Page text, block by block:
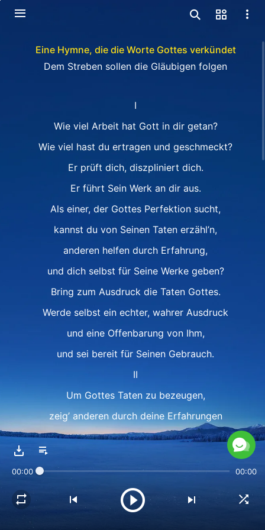
Eine Hymne, die die Worte Gottes verkündet
Dem Streben sollen die Gläubigen folgen
I
Wie viel Arbeit hat Gott in dir getan?
Wie viel hast du ertragen und geschmeckt?
Er prüft dich, diszpliniert dich.
Er führt Sein Werk an dir aus.
Als einer, der Gottes Perfektion sucht,
kannst du von Seinen Taten erzähl’n,
anderen helfen durch Erfahrung,
und dich selbst für Seine Werke geben?
Bring zum Ausdruck die Taten Gottes.
Werde selbst ein echter, wahrer Ausdruck
und eine Offenbarung von Ihm,
und sei bereit für Seinen Gebrauch.
II
Um Gottes Taten zu bezeugen,
zeig’ anderen durch deine Erfahrungen
und dein Wissen
Such dies, und Er macht dich vollkommen.
Suchst du Gottes Perfektion,
00:00 00:00